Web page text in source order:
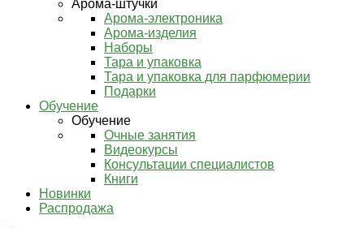
Арома-штучки
Арома-электроника
Арома-изделия
Наборы
Тара и упаковка
Тара и упаковка для парфюмерии
Подарки
Обучение
Обучение
Очные занятия
Видеокурсы
Консультации специалистов
Книги
Новинки
Распродажа